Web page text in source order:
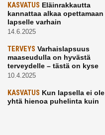
KASVATUS Eläinrakkautta
kannattaa alkaa opettamaan
lapselle varhain
14.6.2025
TERVEYS Varhaislapsuus
maaseudulla on hyvästä
terveydelle – tästä on kyse
10.4.2025
KASVATUS Kun lapsella ei ole
yhtä hienoa puhelinta kuin